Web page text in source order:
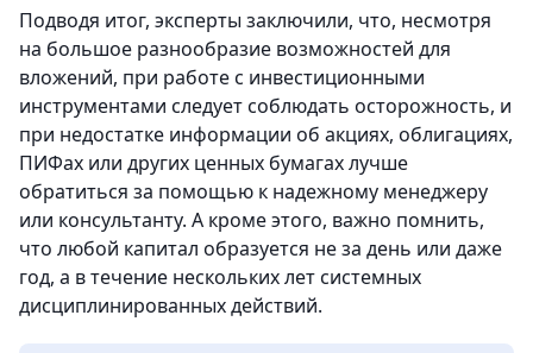
Подводя итог, эксперты заключили, что, несмотря
на большое разнообразие возможностей для
вложений, при работе с инвестиционными
инструментами следует соблюдать осторожность, и
при недостатке информации об акциях, облигациях,
ПИФах или других ценных бумагах лучше
обратиться за помощью к надежному менеджеру
или консультанту. А кроме этого, важно помнить,
что любой капитал образуется не за день или даже
год, а в течение нескольких лет системных
дисциплинированных действий.